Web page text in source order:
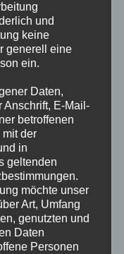
Name, E-
Kommentar
und
keine
generell eine
ein.
Daten,
Anschrift, E-Mail-
betroffenen
der
in
geltenden
möchte unser
Art, Umfang
genutzten und
Daten
Personen